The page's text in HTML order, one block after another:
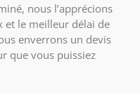
nous l’apprécions
et le meilleur délai de
enverrons un devis
que vous puissiez